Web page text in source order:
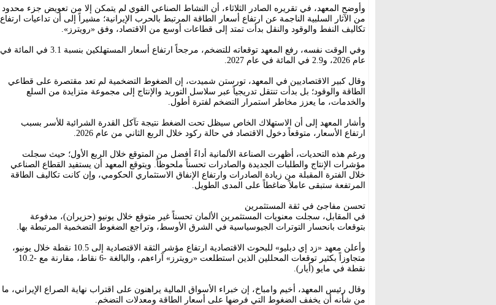
وأوضح المعهد، في تقريره الصادر الثلاثاء، أن النشاط الصناعي القوي لم يتمكن إلا من تعويض جزء محدود
من الآثار السلبية الناجمة عن ارتفاع أسعار الطاقة المرتبط بالحرب الإيرانية؛ مشيراً إلى أن تداعيات ارتفاع
تكاليف النفط والوقود والنقل بدأت تمتد إلى قطاعات أوسع من الاقتصاد، وفق «رويترز».
وفي الوقت نفسه، رفع المعهد توقعاته للتضخم، مرجحاً ارتفاع أسعار المستهلكين بنسبة 3.1 في المائة في
عام 2026، و2.9 في المائة في عام 2027.
وقال كبير الاقتصاديين في المعهد، تورستن شميدت، إن الضغوط التضخمية لم تعد مقتصرة على قطاعي
الطاقة والوقود؛ بل بدأت تنتقل تدريجياً عبر سلاسل التوريد والإنتاج إلى مجموعة متزايدة من السلع
والخدمات، ما يعزز مخاطر استمرار التضخم لفترة أطول.
وأشار المعهد إلى أن الاستهلاك الخاص سيظل تحت الضغط نتيجة تآكل القدرة الشرائية للأسر بسبب
ارتفاع الأسعار، متوقعاً دخول الاقتصاد في حالة ركود خلال الربع الثاني من عام 2026.
ورغم هذه التحديات، أظهرت الصناعة الألمانية أداءً أفضل من المتوقع خلال الربع الأول؛ حيث سجلت
مؤشرات الإنتاج والطلبات الجديدة والصادرات تحسناً ملحوظاً. ويتوقع المعهد أن يستفيد القطاع الصناعي
خلال الفترة المقبلة من زيادة الصادرات وارتفاع الإنفاق الاستثماري الحكومي، وإن كانت تكاليف الطاقة
المرتفعة ستبقى عاملاً ضاغطاً على المدى الطويل.
تحسن مفاجئ في ثقة المستثمرين
في المقابل، سجلت معنويات المستثمرين الألمان تحسناً غير متوقع خلال يونيو (حزيران)، مدفوعة
بتوقعات بانحسار التوترات الجيوسياسية في الشرق الأوسط، وتراجع الضغوط التضخمية المرتبطة بها.
وأعلن معهد «زد إي دبليو» للبحوث الاقتصادية ارتفاع مؤشر الثقة الاقتصادية إلى 10.5 نقطة خلال يونيو،
متجاوزاً بكثير توقعات المحللين الذين استطلعت «رويترز» آراءهم، والبالغة -6 نقاط، مقارنة مع -10.2
نقطة في مايو (أيار).
وقال رئيس المعهد، أخيم وامباخ، إن خبراء الأسواق المالية يراهنون على اقتراب نهاية الصراع الإيراني، ما
من شأنه أن يخفف الضغوط التي فرضها على أسعار الطاقة ومعدلات التضخم.